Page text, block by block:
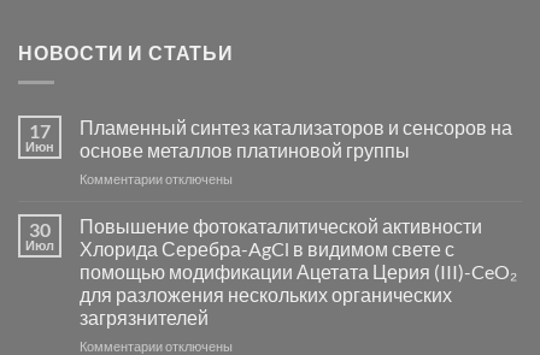
НОВОСТИ И СТАТЬИ
17
Июн
Пламенный синтез катализаторов и сенсоров на
основе металлов платиновой группы
Комментариик
Пламенный
синтез
катализаторов
и
сенсоров
на
основе
отключены
30
Июл
Повышение фотокаталитической активности
Хлорида Серебра-AgCl в видимом свете с
помощью модификации Ацетата Церия (III)-CeO₂
для разложения нескольких органических
загрязнителей
Комментариикотключены